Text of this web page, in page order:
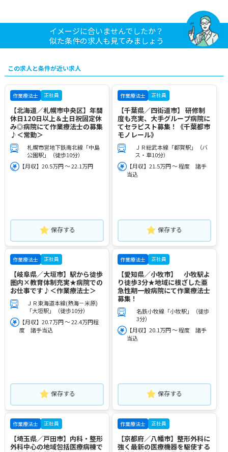
イメージに合いませんでしたか？
似た条件の求人も見てみましょう
この求人と条件が近い求人
作業療法士 正社員
【北海道／札幌市中央区】年間
休日120日以上＆土日祝固定休
み◎病院にて作業療法士の募集
♪＜常勤＞
札幌市営地下鉄南北線「中島
公園駅」（徒歩10分）
【月収】20.5万円 ～ 22.1万円
保存する
作業療法士 正社員
【千葉県／四街道市】 研修制
度も充実、大手グループ病院に
てセラピスト募集！《千葉都市
モノレール》
ＪＲ総武本線「都賀駅」（バ
ス・車10分）
【月収】21.5万円 ～ 程度 諸手
当込
保存する
作業療法士 正社員
【岐阜県／大垣市】駅から徒歩
圏内×教育体制充実★病院での
お仕事です♪＜作業療法士＞
ＪＲ東海道本線(熱海－米原)
「大垣駅」（徒歩10分）
【月収】20.7万円 ～ 22.4万円程
度 諸手当込
保存する
作業療法士 正社員
【愛知県／小牧市】 小牧駅よ
り徒歩3分★地域に根ざした亜
急性期一般病院にて作業療法士
募集！
名鉄小牧線「小牧駅」（徒歩
3分）
【月収】20.1万円 ～ 程度 諸手
当込
保存する
作業療法士 正社員
【埼玉県／戸田市】内科・整形
外科中心の地域包括医療病棟で
作業療法士 正社員
【京都府／八幡市】整形外科に
強く最新の医療機器を駆使する